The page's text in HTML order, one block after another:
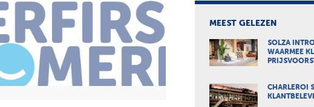
MEEST GELEZEN
SOLZA
WAARMEE
CHARLEROI